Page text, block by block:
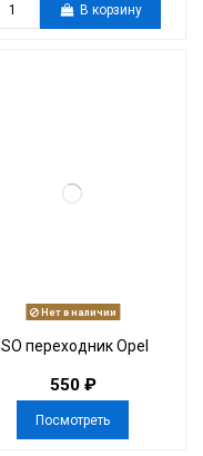
В корзину
Нет в наличии
ISO переходник Opel
550 ₽
Посмотреть